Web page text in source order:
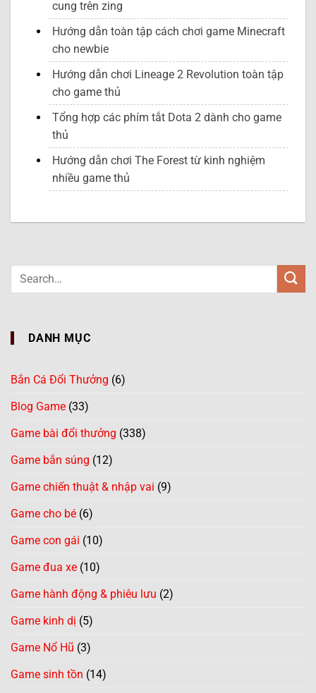
cung trên zing
Hướng dẫn toàn tập cách chơi game Minecraft
cho newbie
Hướng dẫn chơi Lineage 2 Revolution toàn tập
cho game thủ
Tổng hợp các phím tắt Dota 2 dành cho game
thủ
Hướng dẫn chơi The Forest từ kinh nghiệm
nhiều game thủ
DANH MỤC
Bắn Cá Đổi Thưởng (6)
Blog Game (33)
Game bài đổi thưởng (338)
Game bắn súng (12)
Game chiến thuật & nhập vai (9)
Game cho bé (6)
Game con gái (10)
Game đua xe (10)
Game hành động & phiêu lưu (2)
Game kinh dị (5)
Game Nổ Hũ (3)
Game sinh tồn (14)